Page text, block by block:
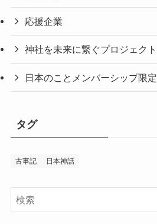
応援企業
神社を未来に繋ぐプロジェクト
日本のことメンバーシップ限定
タグ
古事記 日本神話